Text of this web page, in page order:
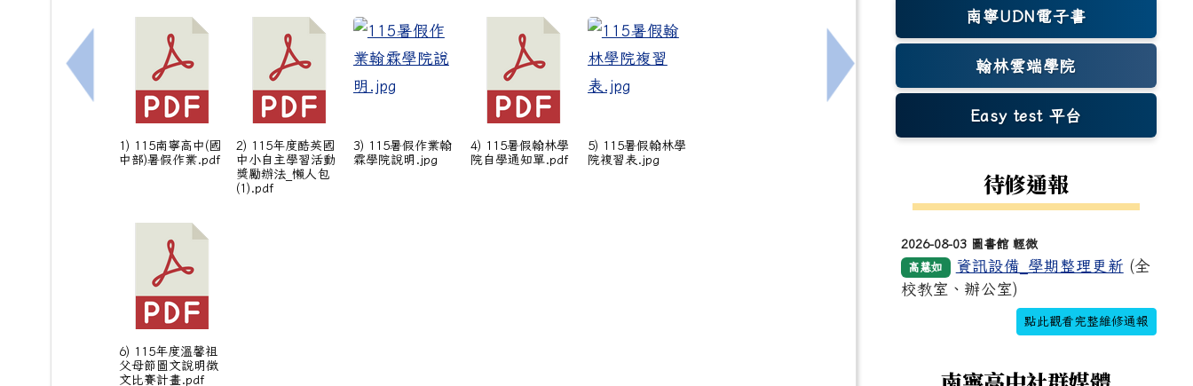
上一筆：115年暑假輔導名單(小六升國一)與注意事項
1) 115南寧高中(國
中部)暑假作業.pdf
2) 115年度酷英國
中小自主學習活動
獎勵辦法_懶人包
(1).pdf
3) 115暑假作業翰
霖學院說明.jpg
4) 115暑假翰林學
院自學通知單.pdf
5) 115暑假翰林學
院複習表.jpg
6) 115年度溫馨祖
父母節圖文說明徵
文比賽計畫.pdf
下一筆：因應6/26台南停班、停課，本校調整6/
南寧UDN電子書
翰林雲端學院
Easy test 平台
(另開新視窗)
待修通報
2026-08-03 圖書館 輕微
高慧如
資訊設備_學期整理更新 (全
校教室、辦公室)
點此觀看完整維修通報